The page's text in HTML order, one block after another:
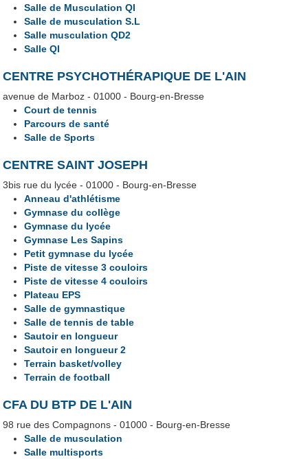
Salle de Musculation QI
Salle de musculation S.L
Salle musculation QD2
Salle QI
CENTRE PSYCHOTHÉRAPIQUE DE L'AIN
avenue de Marboz - 01000 - Bourg-en-Bresse
Court de tennis
Parcours de santé
Salle de Sports
CENTRE SAINT JOSEPH
3bis rue du lycée - 01000 - Bourg-en-Bresse
Anneau d'athlétisme
Gymnase du collège
Gymnase du lycée
Gymnase Les Sapins
Petit gymnase du lycée
Piste de vitesse 3 couloirs
Piste de vitesse 4 couloirs
Plateau EPS
Salle de gymnastique
Salle de tennis de table
Sautoir en longueur
Sautoir en longueur 2
Terrain basket/volley
Terrain de football
CFA DU BTP DE L'AIN
98 rue des Compagnons - 01000 - Bourg-en-Bresse
Salle de musculation
Salle multisports